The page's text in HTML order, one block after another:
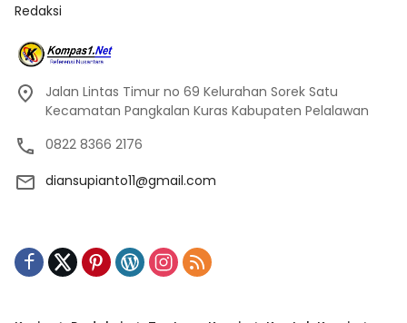
Redaksi
Jalan Lintas Timur no 69 Kelurahan Sorek Satu
Kecamatan Pangkalan Kuras Kabupaten Pelalawan
0822 8366 2176
diansupianto11@gmail.com